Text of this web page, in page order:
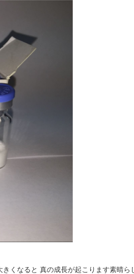
くなると 真の成長が起こります素晴